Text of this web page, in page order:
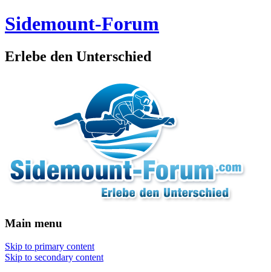
Sidemount-Forum
Erlebe den Unterschied
Main menu
Skip to primary content
Skip to secondary content